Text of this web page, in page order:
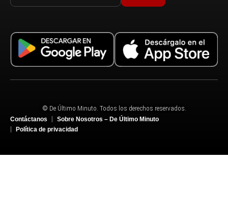
© De Último Minuto. Todos los derechos reservados.
Contáctanos
Sobre Nosotros – De Último Minuto
Política de privacidad